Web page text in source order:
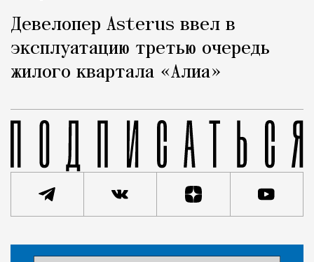
Девелопер Asterus ввел в
эксплуатацию третью очередь
жилого квартала «Алиа»